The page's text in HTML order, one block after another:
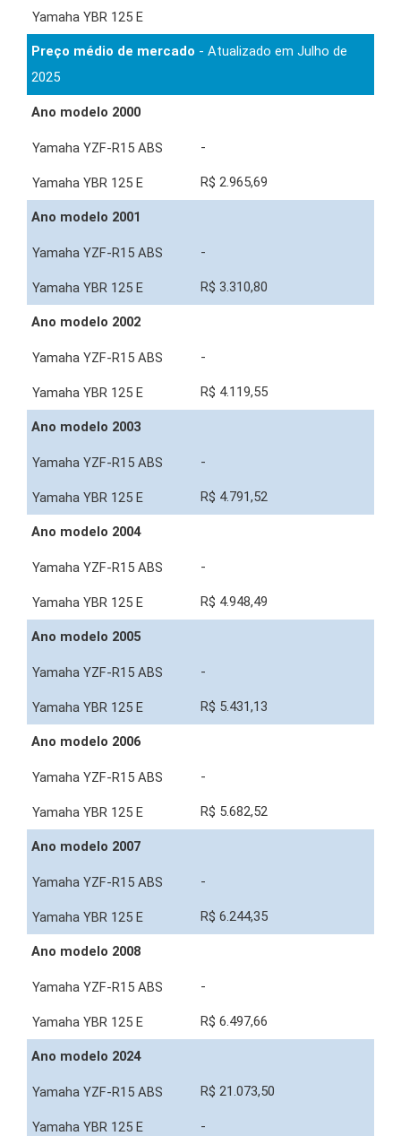
Preço médio de mercado - Atualizado em Julho de
2025
Ano modelo 2000
-
R$ 2.965,69
Ano modelo 2001
-
R$ 3.310,80
Ano modelo 2002
-
R$ 4.119,55
Ano modelo 2003
-
R$ 4.791,52
Ano modelo 2004
-
R$ 4.948,49
Ano modelo 2005
-
R$ 5.431,13
Ano modelo 2006
-
R$ 5.682,52
Ano modelo 2007
-
R$ 6.244,35
Ano modelo 2008
-
R$ 6.497,66
Ano modelo 2024
R$ 21.073,50
-